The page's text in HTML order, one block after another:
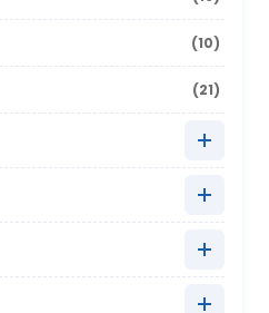
(10)
(21)
(9)
(8)
(5)